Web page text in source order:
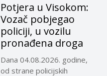
Potjera u Visokom:
Vozač pobjegao
policiji, u vozilu
pronađena droga
Dana 04.08.2026. godine,
od strane policijskih